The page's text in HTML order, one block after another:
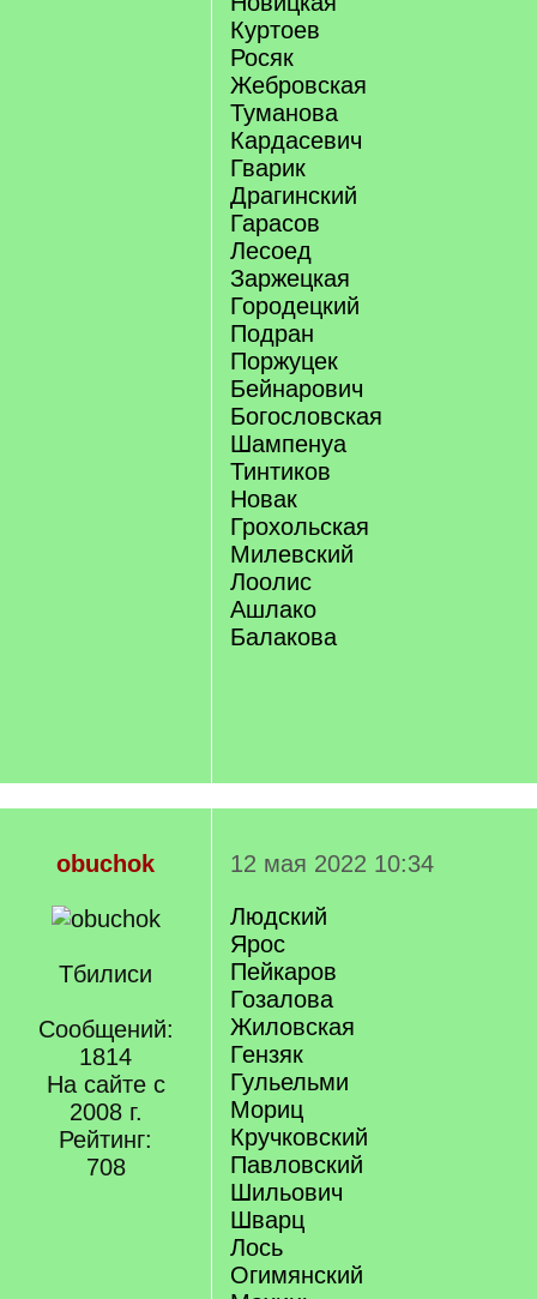
Куртоев
Росяк
Жебровская
Туманова
Кардасевич
Гварик
Драгинский
Гарасов
Лесоед
Заржецкая
Городецкий
Подран
Поржуцек
Бейнарович
Богословская
Шампенуа
Тинтиков
Новак
Грохольская
Милевский
Лоолис
Ашлако
Балакова
obuchok
Тбилиси
Сообщений:
1814
На сайте с
2008 г.
Рейтинг:
708
12 мая 2022 10:34
Людский
Ярос
Пейкаров
Гозалова
Жиловская
Гензяк
Гульельми
Мориц
Кручковский
Павловский
Шильович
Шварц
Лось
Огимянский